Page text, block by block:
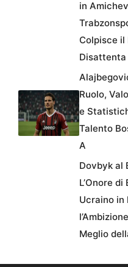
in
Colpisce il
Disattenta
Ruolo,
e
Talento
A
Dovbyk al
L’Onore
Ucraino in
Meglio